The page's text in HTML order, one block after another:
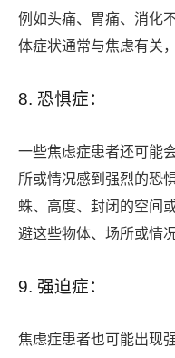
例如头痛、胃痛、消化
体症状通常与焦虑有关
8. 恐惧症：
一些焦虑症患者还可能
所或情况感到强烈的恐
蛛、高度、封闭的空间
避这些物体、场所或情
9. 强迫症：
焦虑症患者也可能出现